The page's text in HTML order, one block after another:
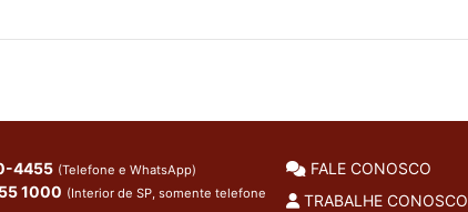
4455 (Telefone e WhatsApp)
1000 (Interior de SP, somente telefone
FALE CONOSCO
TRABALHE CONOSCO